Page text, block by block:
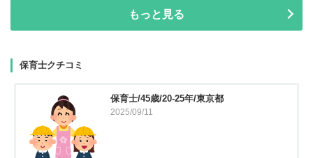
もっと見る
保育士クチコミ
保育士/45歳/20-25年/東京都
2025/09/11